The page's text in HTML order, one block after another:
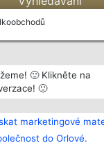
🙂 Klikněte na
🙂
marketingové
do Orlové.
Vítězové
Seznam všech
laureátů